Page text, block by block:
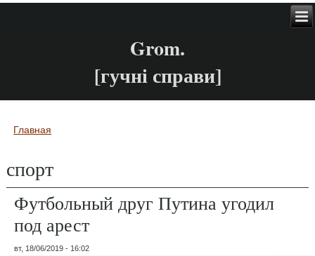
Grom.
[гучні справи]
Вы здесь
Главная
спорт
Футбольный друг Путина угодил
под арест
вт, 18/06/2019 - 16:02